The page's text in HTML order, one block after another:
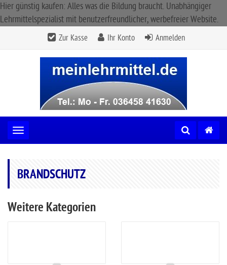
Hier günstig kaufen: Alles was die Bildung braucht. Unabhängiger
Lehrmittelspezialist mit benutzerfreundlicher, werbefreier Website.
Zur Kasse Ihr Konto Anmelden
Toggle navigation
BRANDSCHUTZ
Weitere Kategorien